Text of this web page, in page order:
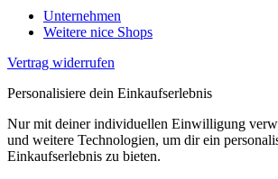
Unternehmen
Weitere nice Shops
Vertrag widerrufen
Personalisiere dein Einkaufserlebnis
Nur mit deiner individuellen Einwilligung
und weitere Technologien, um dir ein
Einkaufserlebnis zu bieten.